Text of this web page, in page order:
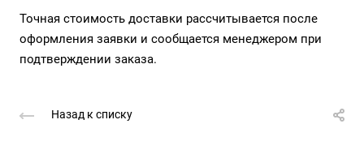
Точная стоимость доставки рассчитывается после
оформления заявки и сообщается менеджером при
подтверждении заказа.
Назад к списку